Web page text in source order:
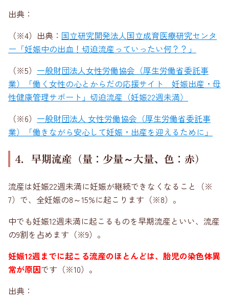
出典：
（※4）出典： 国立研究開発法人国立成育医療研究センタ
ー「妊娠中の出血！切迫流産っていったい何？？」
（※5） 一般財団法人女性労働協会（厚生労働省委託事
業）「働く女性の心とからだの応援サイト 妊娠出産・母
性健康管理サポート」切迫流産（妊娠22週未満）
（※6） 一般財団法人 女性労働協会（厚生労働省委託事
業）「働きながら安心して妊娠・出産を迎えるために」
4．早期流産（量：少量～大量、色：赤）
流産は妊娠22週未満に妊娠が継続できなくなること（※
7）で、全妊娠の8～15%に起こります（※8）。
中でも妊娠12週未満に起こるものを早期流産といい、流産
の9割を占めます（※9）。
妊娠12週までに起こる流産のほとんどは、胎児の染色体異
常が原因です（※10）。
出典：